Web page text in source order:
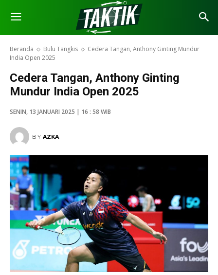
Beranda Bulu Tangkis
Cedera Tangan, Anthony Ginting Mundur
India Open 2025
Cedera Tangan, Anthony Ginting
Mundur India Open 2025
SENIN, 13 JANUARI 2025 | 16 : 58 WIB
BY AZKA